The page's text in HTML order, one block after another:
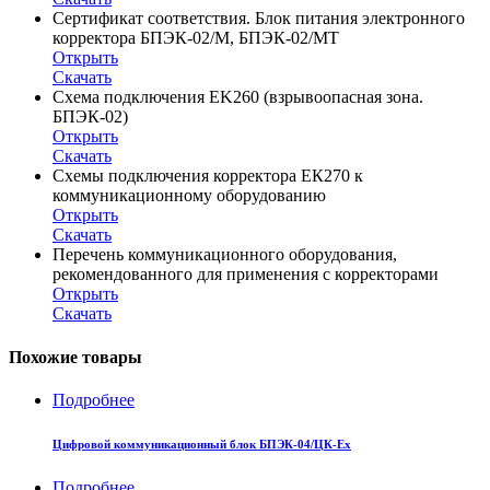
Сертификат соответствия. Блок питания электронного
корректора БПЭК-02/M, БПЭК-02/MT
Открыть
Скачать
Схема подключения EK260 (взрывоопасная зона.
БПЭК-02)
Открыть
Скачать
Схемы подключения корректора ЕК270 к
коммуникационному оборудованию
Открыть
Скачать
Перечень коммуникационного оборудования,
рекомендованного для применения с корректорами
Открыть
Скачать
Похожие товары
Подробнее
Цифровой коммуникационный блок БПЭК-04/ЦК-Ex